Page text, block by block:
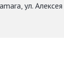
ул.